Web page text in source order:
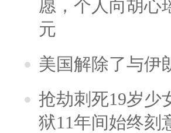
愿，个人向胡心
元
美国解除了与伊
抢劫刺死19岁少
狱11年间始终刻